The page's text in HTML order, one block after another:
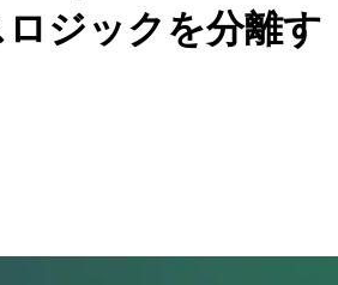
ジックを分離す